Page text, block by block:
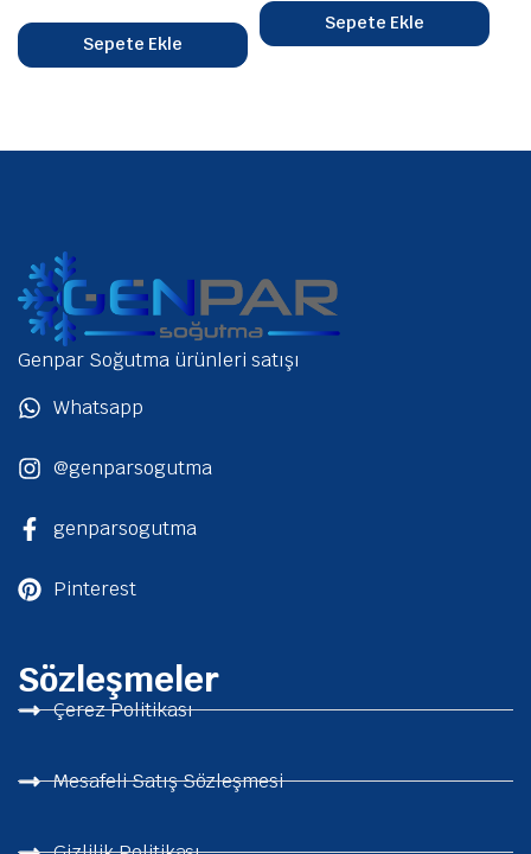
Sepete Ekle
Sepete Ekle
Genpar Soğutma ürünleri satışı
Whatsapp
@genparsogutma
genparsogutma
Pinterest
Sözleşmeler
Çerez Politikası
Mesafeli Satış Sözleşmesi